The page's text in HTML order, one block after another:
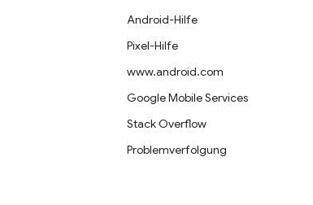
Android-Hilfe
Pixel-Hilfe
www.android.com
Google Mobile Services
Stack Overflow
Problemverfolgung